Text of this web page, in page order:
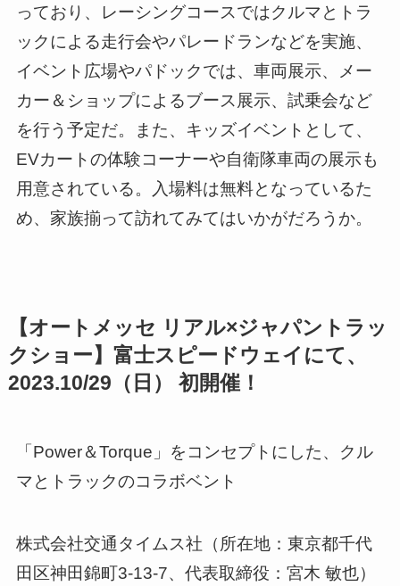
っており、レーシングコースではクルマとトラ
ックによる走行会やパレードランなどを実施、
イベント広場やパドックでは、車両展示、メー
カー＆ショップによるブース展示、試乗会など
を行う予定だ。また、キッズイベントとして、
EVカートの体験コーナーや自衛隊車両の展示も
用意されている。入場料は無料となっているた
め、家族揃って訪れてみてはいかがだろうか。
【オートメッセ リアル×ジャパントラッ
クショー】富士スピードウェイにて、
2023.10/29（日） 初開催！
「Power＆Torque」をコンセプトにした、クル
マとトラックのコラボベント
株式会社交通タイムス社（所在地：東京都千代
田区神田錦町3-13-7、代表取締役：宮木 敏也）